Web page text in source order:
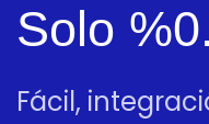
Solo
Fácil,